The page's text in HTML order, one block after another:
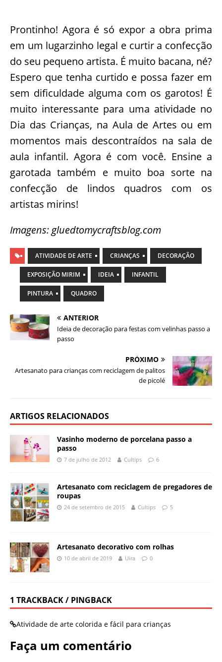
Prontinho! Agora é só expor a obra prima
em um lugarzinho legal e curtir a confecção
do seu pequeno artista. É muito bacana, né?
Espero que tenha curtido e possa fazer em
sem dificuldade alguma com os garotos! É
muito interessante para uma atividade no
Dia das Crianças, na Aula de Artes ou em
momentos mais descontraídos na sala de
aula infantil. Agora é com você. Ensine a
garotada também e muito boa sorte na
confecção de lindos quadros com os
artistas mirins!
Imagens: gluedtomycraftsblog.com
ATIVIDADE DE ARTE CRIANÇAS DECORAÇÃO
EXPOSIÇÃO MIRIM IDEIA INFANTIL
PINTURA QUADRO
ANTERIOR
Ideia de decoração para festas com velinhas passo a
passo
PRÓXIMO
Artesanato para crianças com reciclagem de palitos
de picolé
ARTIGOS RELACIONADOS
Vasinho moderno de porcelana passo a
passo
7 de julho de 2012 Cultips 6
Artesanato com reciclagem de pregadores de
roupas
24 de setembro de 2015 Cultips 5
Artesanato decorativo com rolhas
10 de abril de 2019 Uira 0
1 TRACKBACK / PINGBACK
Atividade de arte colorida e fácil para crianças
Faça um comentário